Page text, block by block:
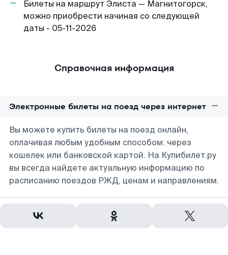
Билеты на маршрут Элиста — Магнитогорск,
можно приобрести начиная со следующей
даты - 05-11-2026
Справочная информация
Электронные билеты на поезд через интернет
Вы можете купить билеты на поезд онлайн,
оплачивая любым удобным способом: через
кошелек или банковской картой. На Купибилет.ру
вы всегда найдете актуальную информацию по
расписанию поездов РЖД, ценам и направлениям.